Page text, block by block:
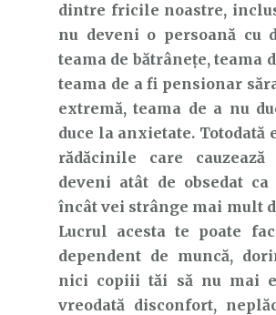
dintre fricile noastre,
nu deveni o persoană cu
teama de bătrânețe, teama
teama de a fi pensionar
extremă, teama de a nu
duce la anxietate. Totodată
rădăcinile care
deveni atât de obsedat ca
încât vei strânge mai mult
Lucrul acesta te poate
dependent de muncă,
nici copiii tăi să nu mai
vreodată disconfort,